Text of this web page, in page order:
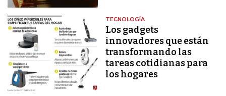
TECNOLOGÍA
Los gadgets
innovadores que están
transformando las
tareas cotidianas para
los hogares